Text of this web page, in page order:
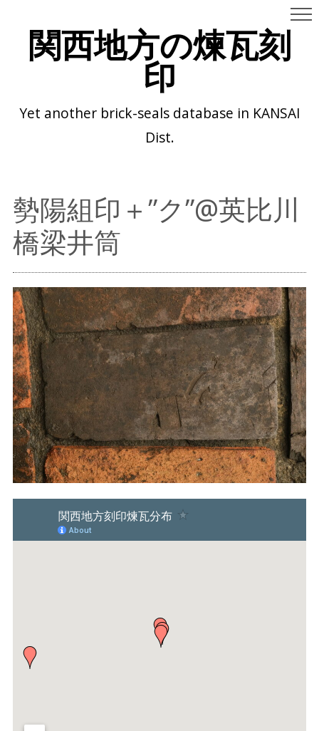
関西地方の煉瓦刻
印
Yet another brick-seals database in KANSAI
Dist.
勢陽組印＋”ク”@英比川
橋梁井筒